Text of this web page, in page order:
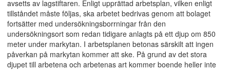
avsetts av lagstiftaren. Enligt upprättad arbetsplan, vilken enligt
tillståndet måste följas, ska arbetet bedrivas genom att bolaget
fortsätter med undersökningsborrningar från den
undersökningsort som redan tidigare anlagts på ett djup om 850
meter under markytan. I arbetsplanen betonas särskilt att ingen
påverkan på markytan kommer att ske. På grund av det stora
djupet till arbetena och arbetenas art kommer boende heller inte